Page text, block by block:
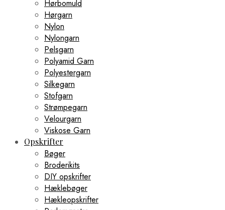
Hørbomuld
Hørgarn
Nylon
Nylongarn
Pelsgarn
Polyamid Garn
Polyestergarn
Silkegarn
Stofgarn
Strømpegarn
Velourgarn
Viskose Garn
Opskrifter
Bøger
Broderikits
DIY opskrifter
Hæklebøger
Hækleopskrifter